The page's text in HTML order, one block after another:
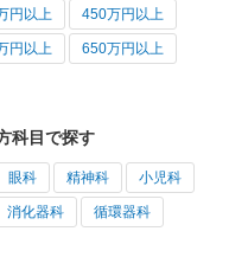
円以上 450万円以上
円以上 650万円以上
科目で探す
眼科 精神科 小児科
消化器科 循環器科